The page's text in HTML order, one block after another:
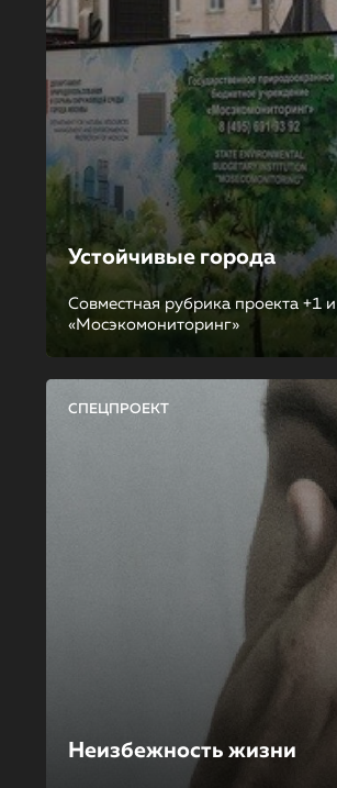
Устойчивые города
Совместная рубрика проекта +1
«Мосэкомониторинг»
СПЕЦПРОЕКТ
Неизбежность жизни